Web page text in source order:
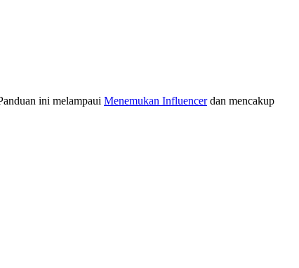
ini melampaui Menemukan Influencerdan mencakup